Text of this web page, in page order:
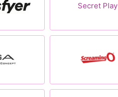
Secret Play